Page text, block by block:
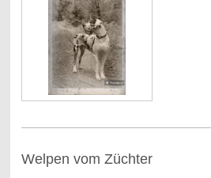
Welpen vom Züchter